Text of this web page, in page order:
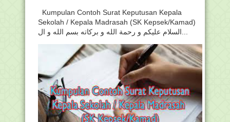
Kumpulan Contoh Surat Keputusan Kepala
Sekolah / Kepala Madrasah (SK Kepsek/Kamad)